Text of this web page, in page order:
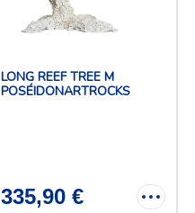
LONG REEF TREE M
POSÉIDONARTROCKS
335,90 €